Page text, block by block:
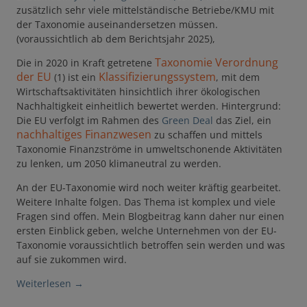
zusätzlich sehr viele mittelständische Betriebe/KMU mit
der Taxonomie auseinandersetzen müssen.
(voraussichtlich ab dem Berichtsjahr 2025),
Die in 2020 in Kraft getretene Taxonomie Verordnung
der EU (1) ist ein Klassifizierungssystem, mit dem
Wirtschaftsaktivitäten hinsichtlich ihrer ökologischen
Nachhaltigkeit einheitlich bewertet werden. Hintergrund:
Die EU verfolgt im Rahmen des Green Deal das Ziel, ein
nachhaltiges Finanzwesen zu schaffen und mittels
Taxonomie Fi­nanz­ströme in umweltschonende Ak­ti­vitäten
zu len­ken, um 2050 klimaneutral zu werden.
An der EU-Taxonomie wird noch weiter kräftig gearbeitet.
Weitere Inhalte folgen. Das Thema ist komplex und viele
Fragen sind offen. Mein Blogbeitrag kann daher nur einen
ersten Einblick geben, welche Unternehmen von der EU-
Taxonomie voraussichtlich betroffen sein werden und was
auf sie zukommen wird.
Weiterlesen →